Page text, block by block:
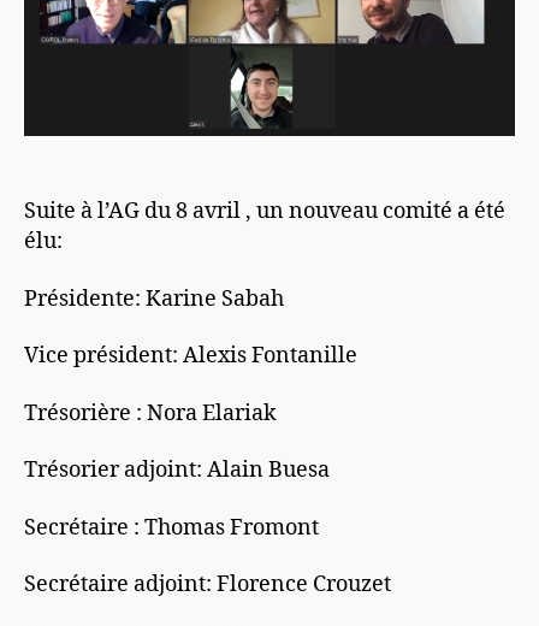
Suite à l’AG du 8 avril , un nouveau comité a été
élu:
Présidente: Karine Sabah
Vice président: Alexis Fontanille
Trésorière : Nora Elariak
Trésorier adjoint: Alain Buesa
Secrétaire : Thomas Fromont
Secrétaire adjoint: Florence Crouzet